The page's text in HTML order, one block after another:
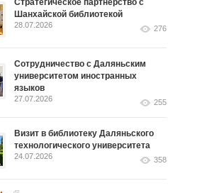
Стратегическое партнерство с
Шанхайской библиотекой
28.07.2026 276
Сотрудничество с Даляньским
университетом иностранных
языков
27.07.2026 255
Визит в библиотеку Даляньского
технологического университета
24.07.2026 358